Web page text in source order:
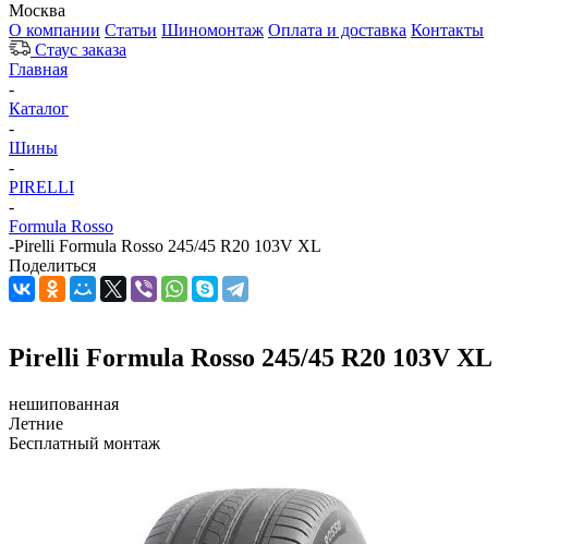
Москва
О компании Статьи Шиномонтаж Оплата и доставка Контакты
Стаус заказа
Главная
-
Каталог
-
Шины
-
PIRELLI
-
Formula Rosso
-Pirelli Formula Rosso 245/45 R20 103V XL
Поделиться
Pirelli Formula Rosso 245/45 R20 103V XL
нешипованная
Летние
Бесплатный монтаж